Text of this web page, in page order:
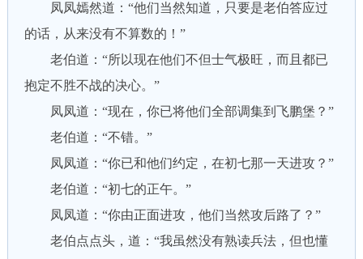
凤凤嫣然道：“他们当然知道，只要是老伯答应过
的话，从来没有不算数的！”
老伯道：“所以现在他们不但士气极旺，而且都已
抱定不胜不战的决心。”
凤凤道：“现在，你已将他们全部调集到飞鹏堡？”
老伯道：“不错。”
凤凤道：“你已和他们约定，在初七那一天进攻？”
老伯道：“初七的正午。”
凤凤道：“你由正面进攻，他们当然攻后路了？”
老伯点点头，道：“我虽然没有熟读兵法，但也懂